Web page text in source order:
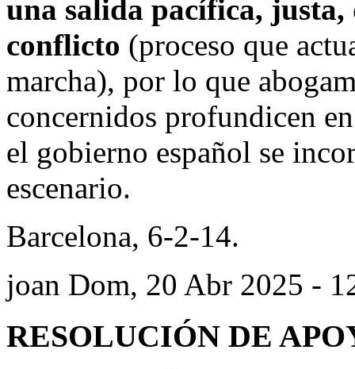
una salida pacífica,
conflicto (proceso que
marcha), por lo que
concernidos profundicen
el gobierno español se
escenario.
Barcelona, 6-2-14.
joan Dom, 20 Abr 2025 -
RESOLUCIÓN DE